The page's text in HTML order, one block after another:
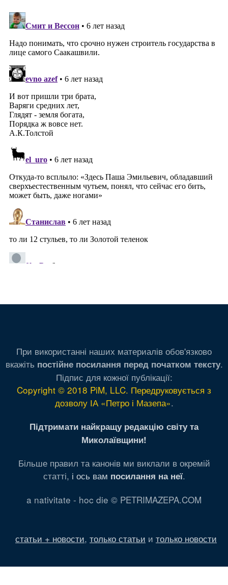
При використанні наших материалів обов'язково
вкажіть постійне посилання перед початком тексту.
Підпис для кожної публікації:
Copyright © 2018 PiM, LLC. Передруковується з
дозволу ІА «Петро і Мазепа».
Підтримати найкращу редакцію світу та
Миколаївщини!
Більше правил та канонів ми виклали в окремій
статті, і ось вам посилання на неї.
a nativitate - hoc die © PETRIMAZEPA.COM
статьи + новости, только статьи и только новости